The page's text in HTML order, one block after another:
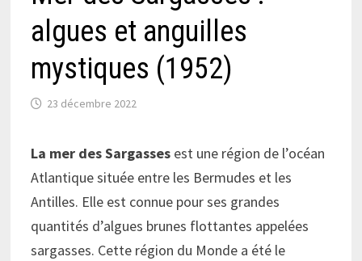
algues et anguilles
mystiques (1952)
23 décembre 2022
La mer des Sargassesest une région de l’océan
Atlantique située entre les Bermudes et les
Antilles. Elle est connue pour ses grandes
quantités d’algues brunes flottantes appelées
sargasses. Cette région du Monde a été le